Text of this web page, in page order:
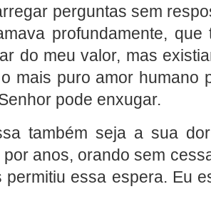
perguntas sem
profundamente,
do meu valor, mas
mais puro amor humano
pode enxugar.
também seja a sua
anos, orando sem
permitiu essa espera. Eu